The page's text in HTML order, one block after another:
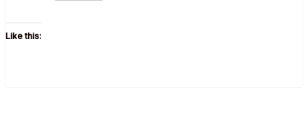
Like this: